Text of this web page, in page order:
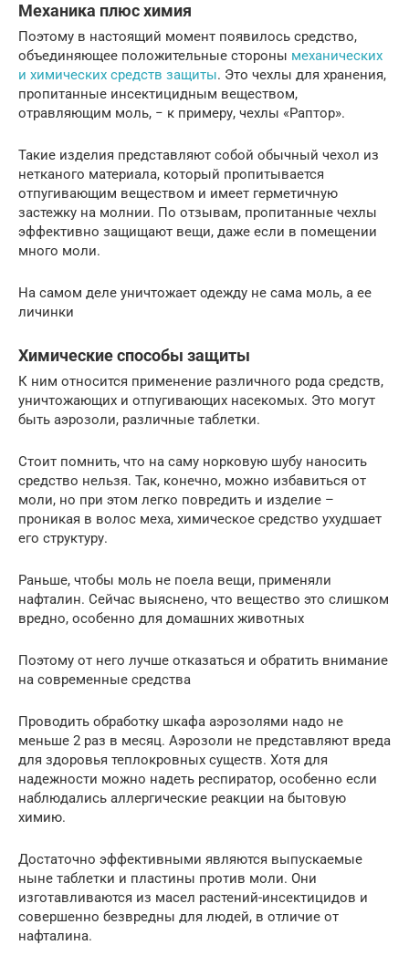
Механика плюс химия
Поэтому в настоящий момент появилось средство,
объединяющее положительные стороны механических
и химических средств защиты. Это чехлы для хранения,
пропитанные инсектицидным веществом,
отравляющим моль, − к примеру, чехлы «Раптор».
Такие изделия представляют собой обычный чехол из
нетканого материала, который пропитывается
отпугивающим веществом и имеет герметичную
застежку на молнии. По отзывам, пропитанные чехлы
эффективно защищают вещи, даже если в помещении
много моли.
На самом деле уничтожает одежду не сама моль, а ее
личинки
Химические способы защиты
К ним относится применение различного рода средств,
уничтожающих и отпугивающих насекомых. Это могут
быть аэрозоли, различные таблетки.
Стоит помнить, что на саму норковую шубу наносить
средство нельзя. Так, конечно, можно избавиться от
моли, но при этом легко повредить и изделие –
проникая в волос меха, химическое средство ухудшает
его структуру.
Раньше, чтобы моль не поела вещи, применяли
нафталин. Сейчас выяснено, что вещество это слишком
вредно, особенно для домашних животных
Поэтому от него лучше отказаться и обратить внимание
на современные средства
Проводить обработку шкафа аэрозолями надо не
меньше 2 раз в месяц. Аэрозоли не представляют вреда
для здоровья теплокровных существ. Хотя для
надежности можно надеть респиратор, особенно если
наблюдались аллергические реакции на бытовую
химию.
Достаточно эффективными являются выпускаемые
ныне таблетки и пластины против моли. Они
изготавливаются из масел растений-инсектицидов и
совершенно безвредны для людей, в отличие от
нафталина.